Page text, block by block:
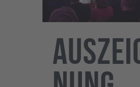
Impressum
Datenschutz